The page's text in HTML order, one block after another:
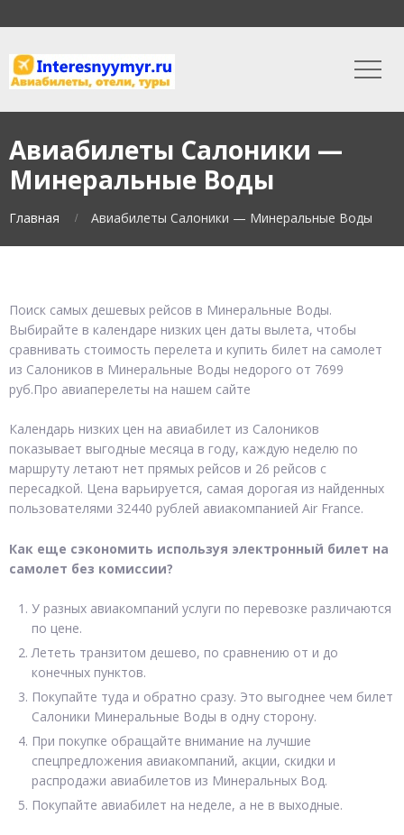
Авиабилеты Салоники —
Минеральные Воды
Главная Авиабилеты Салоники — Минеральные Воды
Поиск самых дешевых рейсов в Минеральные Воды.
Выбирайте в календаре низких цен даты вылета, чтобы
сравнивать стоимость перелета и купить билет на самолет
из Салоников в Минеральные Воды недорого от 7699
руб.Про авиаперелеты на нашем сайте
Календарь низких цен на авиабилет из Салоников
показывает выгодные месяца в году, каждую неделю по
маршруту летают нет прямых рейсов и 26 рейсов с
пересадкой. Цена варьируется, самая дорогая из найденных
пользователями 32440 рублей авиакомпанией Air France.
Как еще сэкономить используя электронный билет на
самолет без комиссии?
У разных авиакомпаний услуги по перевозке различаются
по цене.
Лететь транзитом дешево, по сравнению от и до
конечных пунктов.
Покупайте туда и обратно сразу. Это выгоднее чем билет
Салоники Минеральные Воды в одну сторону.
При покупке обращайте внимание на лучшие
спецпредложения авиакомпаний, акции, скидки и
распродажи авиабилетов из Минеральных Вод.
Покупайте авиабилет на неделе, а не в выходные.